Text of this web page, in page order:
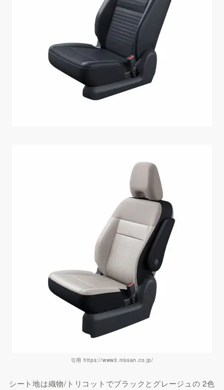
引用 https://www3.nissan.co.jp/
シート地は織物/トリコットでブラックとグレージュの 2色